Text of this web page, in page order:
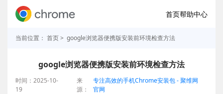
首页帮助中心
当前位置： 首页> google浏览器便携版安装前环境检查方法
google浏览器便携版安装前环境检查方法
时间：2025-10-
19
来
源：
专注高效的手机Chrome安装包 - 聚维网
官网